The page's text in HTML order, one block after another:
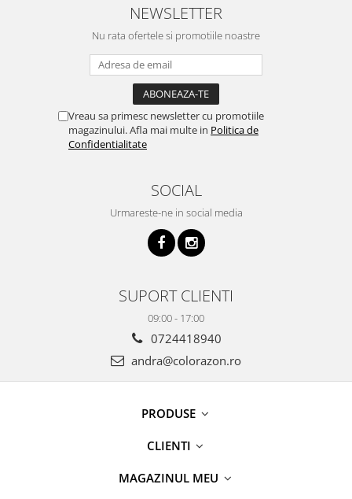
NEWSLETTER
Nu rata ofertele si promotiile noastre
Vreau sa primesc newsletter cu promotiile
magazinului. Afla mai multe in Politica de
Confidentialitate
SOCIAL
Urmareste-ne in social media
SUPORT CLIENTI
09:00 - 17:00
0724418940
andra@colorazon.ro
PRODUSE
CLIENTI
MAGAZINUL MEU